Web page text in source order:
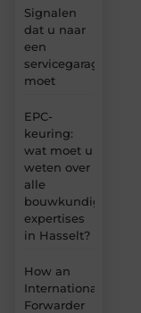
Signalen
dat u naar
een
servicegarage
moet
EPC-
keuring:
wat moet u
weten over
alle
bouwkundige
expertises
in Hasselt?
How an
International
Forwarder